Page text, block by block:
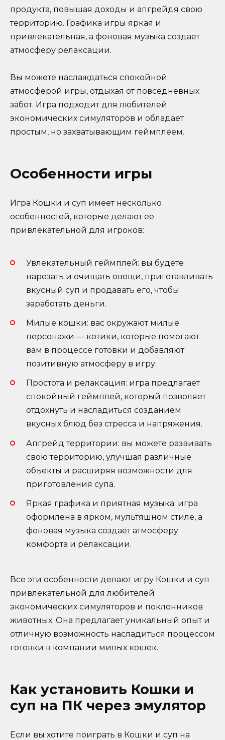
продукта, повышая доходы и апгрейдя свою
территорию. Графика игры яркая и
привлекательная, а фоновая музыка создает
атмосферу релаксации.
Вы можете наслаждаться спокойной
атмосферой игры, отдыхая от повседневных
забот. Игра подходит для любителей
экономических симуляторов и обладает
простым, но захватывающим геймплеем.
Особенности игры
Игра Кошки и суп имеет несколько
особенностей, которые делают ее
привлекательной для игроков:
Увлекательный геймплей: вы будете
нарезать и очищать овощи, приготавливать
вкусный суп и продавать его, чтобы
заработать деньги.
Милые кошки: вас окружают милые
персонажи — котики, которые помогают
вам в процессе готовки и добавляют
позитивную атмосферу в игру.
Простота и релаксация: игра предлагает
спокойный геймплей, который позволяет
отдохнуть и насладиться созданием
вкусных блюд без стресса и напряжения.
Апгрейд территории: вы можете развивать
свою территорию, улучшая различные
объекты и расширяя возможности для
приготовления супа.
Яркая графика и приятная музыка: игра
оформлена в ярком, мультяшном стиле, а
фоновая музыка создает атмосферу
комфорта и релаксации.
Все эти особенности делают игру Кошки и суп
привлекательной для любителей
экономических симуляторов и поклонников
животных. Она предлагает уникальный опыт и
отличную возможность насладиться процессом
готовки в компании милых кошек.
Как установить Кошки и
суп на ПК через эмулятор
Если вы хотите поиграть в Кошки и суп на